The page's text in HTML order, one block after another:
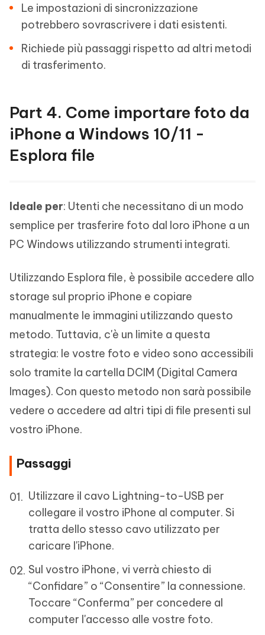
Le impostazioni di sincronizzazione
potrebbero sovrascrivere i dati esistenti.
Richiede più passaggi rispetto ad altri metodi
di trasferimento.
Part 4. Come importare foto da
iPhone a Windows 10/11 -
Esplora file
Ideale per: Utenti che necessitano di un modo
semplice per trasferire foto dal loro iPhone a un
PC Windows utilizzando strumenti integrati.
Utilizzando Esplora file, è possibile accedere allo
storage sul proprio iPhone e copiare
manualmente le immagini utilizzando questo
metodo. Tuttavia, c'è un limite a questa
strategia: le vostre foto e video sono accessibili
solo tramite la cartella DCIM (Digital Camera
Images). Con questo metodo non sarà possibile
vedere o accedere ad altri tipi di file presenti sul
vostro iPhone.
Passaggi
Utilizzare il cavo Lightning-to-USB per
collegare il vostro iPhone al computer. Si
tratta dello stesso cavo utilizzato per
caricare l'iPhone.
Sul vostro iPhone, vi verrà chiesto di
“Confidare” o “Consentire” la connessione.
Toccare “Conferma” per concedere al
computer l'accesso alle vostre foto.